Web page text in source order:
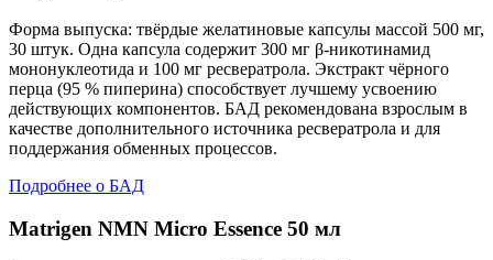
Форма выпуска: твёрдые желатиновые капсулы массой 500 мг,
30 штук. Одна капсула содержит 300 мг β-никотинамид
мононуклеотида и 100 мг ресвератрола. Экстракт чёрного
перца (95 % пиперина) способствует лучшему усвоению
действующих компонентов. БАД рекомендована взрослым в
качестве дополнительного источника ресвератрола и для
поддержания обменных процессов.
Подробнее о БАД
Matrigen NMN Micro Essence 50 мл